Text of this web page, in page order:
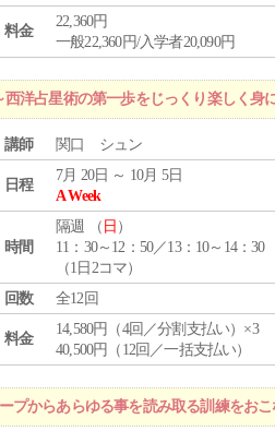
料金
22,360円
一般22,360円/入学者20,090円
洋占星術の第一歩をじっくり楽しく身
講師 関口 シュン
日程
7月 20日 ～ 10月 5日
A Week
時間
隔週 （ 日 ）
11：30～12：50／13：10～14：30
（1日2コマ）
回数
全12回
料金
14,580円（4回／分割支払い）×3
40,500円（12回／一括支払い）
プからあらゆる事を読み取る訓練をおこ